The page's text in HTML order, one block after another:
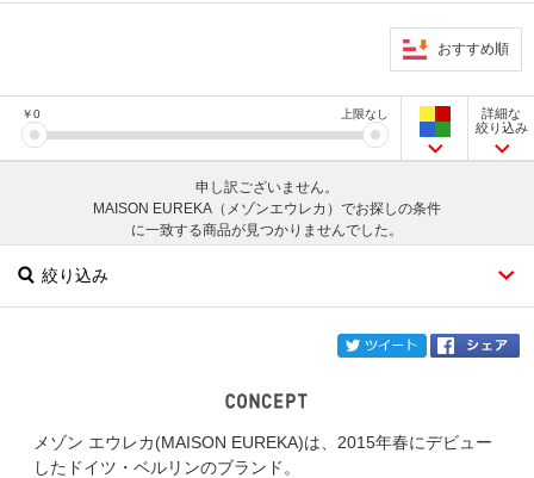
おすすめ順
￥0 上限なし
詳細な
絞り込み
申し訳ございません。
MAISON EUREKA（メゾンエウレカ）でお探しの条件
に一致する商品が見つかりませんでした。
絞り込み
ブランド MAISON EUREKA
メゾン エウレカ(MAISON EUREKA)は、2015年春にデビュー
したドイツ・ベルリンのブランド。